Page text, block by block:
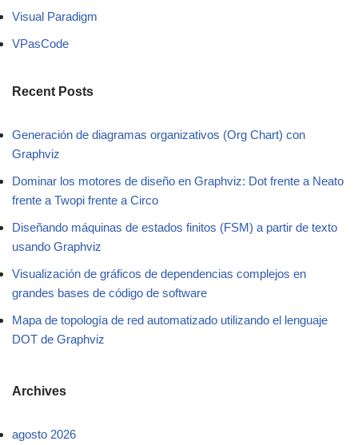
Visual Paradigm
VPasCode
Recent Posts
Generación de diagramas organizativos (Org Chart) con
Graphviz
Dominar los motores de diseño en Graphviz: Dot frente a Neato
frente a Twopi frente a Circo
Diseñando máquinas de estados finitos (FSM) a partir de texto
usando Graphviz
Visualización de gráficos de dependencias complejos en
grandes bases de código de software
Mapa de topología de red automatizado utilizando el lenguaje
DOT de Graphviz
Archives
agosto 2026